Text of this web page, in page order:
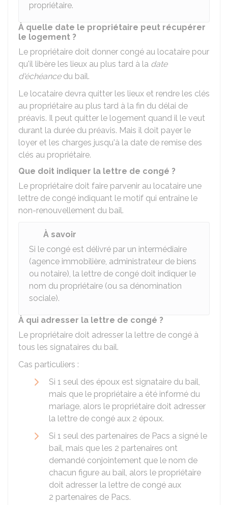
propriétaire.
À quelle date le propriétaire peut récupérer
le logement ?
Le propriétaire doit donner congé au locataire pour
qu'il libère les lieux au plus tard à la date
d'échéancedu bail.
Le locataire devra quitter les lieux et rendre les clés
au propriétaire au plus tard à la fin du délai de
préavis. Il peut quitter le logement quand il le veut
durant la durée du préavis. Mais il doit payer le
loyer et les charges jusqu'à la date de remise des
clés au propriétaire.
Que doit indiquer la lettre de congé ?
Le propriétaire doit faire parvenir au locataire une
lettre de congé indiquant le motif qui entraîne le
non-renouvellement du bail.
À savoir
Si le congé est délivré par un intermédiaire
(agence immobilière, administrateur de biens
ou notaire), la lettre de congé doit indiquer le
nom du propriétaire (ou sa dénomination
sociale).
À qui adresser la lettre de congé ?
Le propriétaire doit adresser la lettre de congé à
tous les signataires du bail.
Cas particuliers :
Si 1 seul des époux est signataire du bail,
mais que le propriétaire a été informé du
mariage, alors le propriétaire doit adresser
la lettre de congé aux 2 époux.
Si 1 seul des partenaires de Pacs a signé le
bail, mais que les 2 partenaires ont
demandé conjointement que le nom de
chacun figure au bail, alors le propriétaire
doit adresser la lettre de congé aux
2 partenaires de Pacs.